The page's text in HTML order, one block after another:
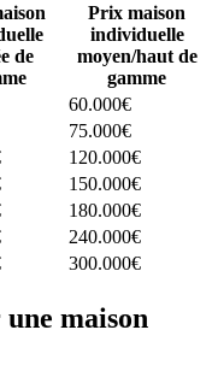
de
Prix maison
individuelle
moyen/haut de
gamme
60.000€
75.000€
120.000€
150.000€
180.000€
240.000€
300.000€
maison